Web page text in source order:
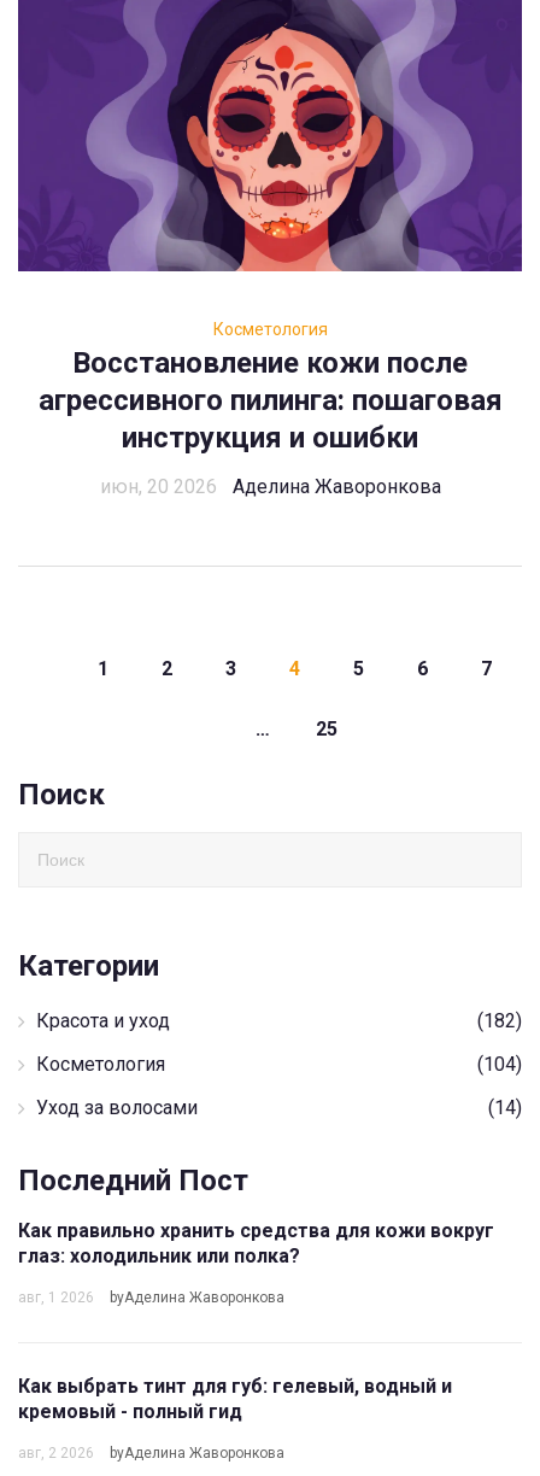
Косметология
Восстановление кожи после
агрессивного пилинга: пошаговая
инструкция и ошибки
июн, 20 2026 Аделина Жаворонкова
1 2 3 4 5 6 7
… 25
Поиск
Категории
Красота и уход
(182)
Косметология
(104)
Уход за волосами
(14)
Последний Пост
Как правильно хранить средства для кожи вокруг
глаз: холодильник или полка?
авг, 1 2026 byАделина Жаворонкова
Как выбрать тинт для губ: гелевый, водный и
кремовый - полный гид
авг, 2 2026 byАделина Жаворонкова